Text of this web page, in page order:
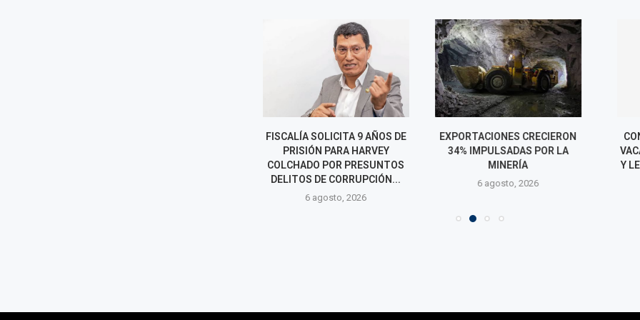
FISCALÍA SOLICITA 9 AÑOS DE
PRISIÓN PARA HARVEY
COLCHADO POR PRESUNTOS
DELITOS DE CORRUPCIÓN...
6 agosto, 2026
EXPORTACIONES CRECIERON
34% IMPULSADAS POR LA
MINERÍA
6 agosto, 2026
CONCEJO DE
VACANCIA DE
Y LEO DE
6